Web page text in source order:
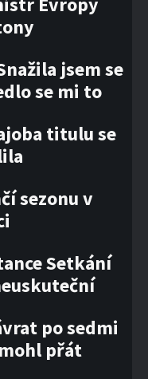
jsem se
se mi to
titulu se
sezonu v
Setkání
po sedmi
přát